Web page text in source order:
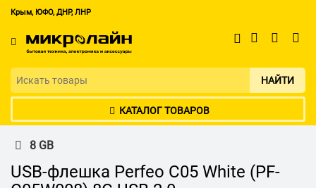
Крым, ЮФО, ДНР, ЛНР
НАЙТИ
КАТАЛОГ ТОВАРОВ
8 GB
USB-флешка Perfeo C05 White (PF-